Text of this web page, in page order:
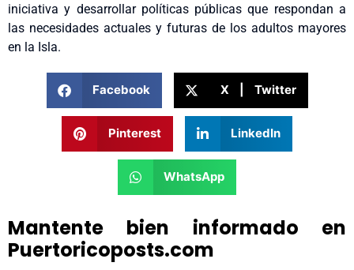
iniciativa y desarrollar políticas públicas que respondan a
las necesidades actuales y futuras de los adultos mayores
en la Isla.
Facebook X | Twitter
Pinterest LinkedIn
WhatsApp
Mantente bien informado en
Puertoricoposts.com